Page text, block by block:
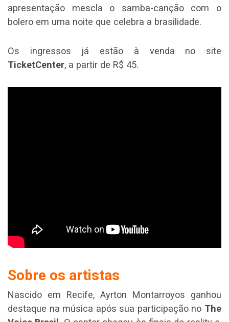
apresentação mescla o samba-canção com o
bolero em uma noite que celebra a brasilidade.
Os ingressos já estão à venda no site
TicketCenter, a partir de R$ 45.
Sobre os artistas
Nascido em Recife, Ayrton Montarroyos ganhou
destaque na música após sua participação no The